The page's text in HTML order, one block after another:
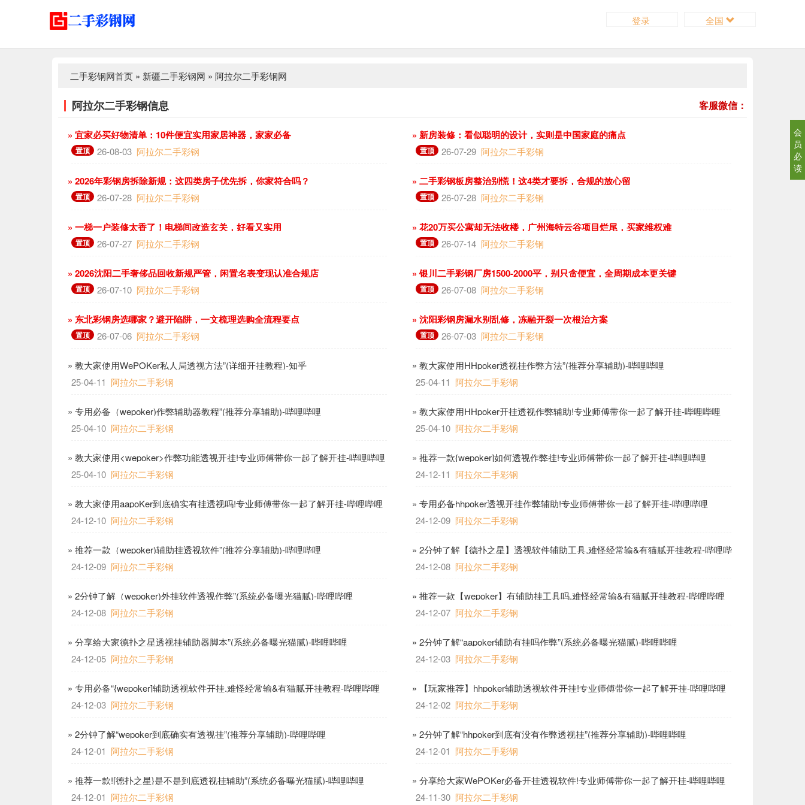
全国
登录
二手彩钢网首页 » 新疆二手彩钢网 » 阿拉尔二手彩钢网
阿拉尔二手彩钢信息 客服微信：
» 宜家必买好物清单：10件便宜实用家居神器，家家必备
置顶 26-08-03 阿拉尔二手彩钢
» 新房装修：看似聪明的设计，实则是中国家庭的痛点
置顶 26-07-29 阿拉尔二手彩钢
» 2026年彩钢房拆除新规：这四类房子优先拆，你家符合吗？
置顶 26-07-28 阿拉尔二手彩钢
» 二手彩钢板房整治别慌！这4类才要拆，合规的放心留
置顶 26-07-28 阿拉尔二手彩钢
» 一梯一户装修太香了！电梯间改造玄关，好看又实用
置顶 26-07-27 阿拉尔二手彩钢
» 花20万买公寓却无法收楼，广州海特云谷项目烂尾，买家维权难
置顶 26-07-14 阿拉尔二手彩钢
» 2026沈阳二手奢侈品回收新规严管，闲置名表变现认准合规店
置顶 26-07-10 阿拉尔二手彩钢
» 银川二手彩钢厂房1500-2000平，别只贪便宜，全周期成本更关键
置顶 26-07-08 阿拉尔二手彩钢
» 东北彩钢房选哪家？避开陷阱，一文梳理选购全流程要点
置顶 26-07-06 阿拉尔二手彩钢
» 沈阳彩钢房漏水别乱修，冻融开裂一次根治方案
置顶 26-07-03 阿拉尔二手彩钢
» 教大家使用WePOKer私人局透视方法”(详细开挂教程)-知乎
25-04-11 阿拉尔二手彩钢
» 教大家使用HHpoker透视挂作弊方法”(推荐分享辅助)-哔哩哔哩
25-04-11 阿拉尔二手彩钢
» 专用必备（wepoker)作弊辅助器教程”(推荐分享辅助)-哔哩哔哩
25-04-10 阿拉尔二手彩钢
» 教大家使用HHpoker开挂透视作弊辅助!专业师傅带你一起了解开挂-哔哩哔哩
25-04-10 阿拉尔二手彩钢
» 教大家使用<wepoker>作弊功能透视开挂!专业师傅带你一起了解开挂-哔哩哔哩
25-04-10 阿拉尔二手彩钢
» 推荐一款{wepoker]如何透视作弊挂!专业师傅带你一起了解开挂-哔哩哔哩
24-12-11 阿拉尔二手彩钢
» 教大家使用aapoKer到底确实有挂透视吗!专业师傅带你一起了解开挂-哔哩哔哩
24-12-10 阿拉尔二手彩钢
» 专用必备hhpoker透视开挂作弊辅助!专业师傅带你一起了解开挂-哔哩哔哩
24-12-09 阿拉尔二手彩钢
» 推荐一款（wepoker)辅助挂透视软件”(推荐分享辅助)-哔哩哔哩
24-12-09 阿拉尔二手彩钢
» 2分钟了解【德扑之星】透视软件辅助工具,难怪经常输&有猫腻开挂教程-哔哩哔
24-12-08 阿拉尔二手彩钢
» 2分钟了解（wepoker)外挂软件透视作弊”(系统必备曝光猫腻)-哔哩哔哩
24-12-08 阿拉尔二手彩钢
» 推荐一款【wepoker】有辅助挂工具吗,难怪经常输&有猫腻开挂教程-哔哩哔哩
24-12-07 阿拉尔二手彩钢
» 分享给大家德扑之星透视挂辅助器脚本”(系统必备曝光猫腻)-哔哩哔哩
24-12-05 阿拉尔二手彩钢
» 2分钟了解“aapoker辅助有挂吗作弊”(系统必备曝光猫腻)-哔哩哔哩
24-12-03 阿拉尔二手彩钢
» 专用必备“{wepoker]辅助透视软件开挂,难怪经常输&有猫腻开挂教程-哔哩哔哩
24-12-03 阿拉尔二手彩钢
» 【玩家推荐】hhpoker辅助透视软件开挂!专业师傅带你一起了解开挂-哔哩哔哩
24-12-02 阿拉尔二手彩钢
» 2分钟了解“wepoker到底确实有透视挂”(推荐分享辅助)-哔哩哔哩
24-12-01 阿拉尔二手彩钢
» 2分钟了解“hhpoker到底有没有作弊透视挂”(推荐分享辅助)-哔哩哔哩
24-12-01 阿拉尔二手彩钢
» 推荐一款![德扑之星}是不是到底透视挂辅助”(系统必备曝光猫腻)-哔哩哔哩
24-12-01 阿拉尔二手彩钢
» 分享给大家WePOKer必备开挂透视软件!专业师傅带你一起了解开挂-哔哩哔哩
24-11-30 阿拉尔二手彩钢
会
员
必
读